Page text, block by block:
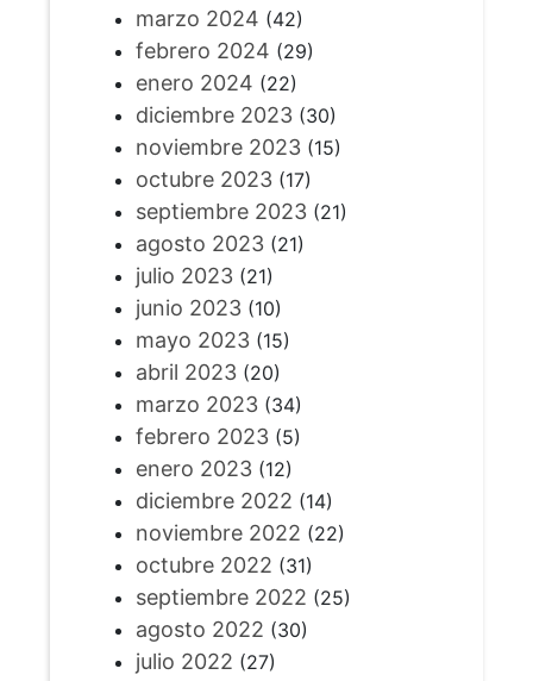
marzo 2024 (42)
febrero 2024 (29)
enero 2024 (22)
diciembre 2023(30)
noviembre 2023(15)
octubre 2023(17)
septiembre 2023(21)
agosto 2023(21)
julio 2023(21)
junio 2023(10)
mayo 2023(15)
abril 2023(20)
marzo 2023(34)
febrero 2023(5)
enero 2023(12)
diciembre 2022 (14)
noviembre 2022 (22)
octubre 2022 (31)
septiembre 2022 (25)
agosto 2022 (30)
julio 2022 (27)